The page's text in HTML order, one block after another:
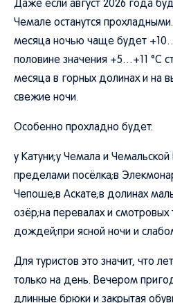
Даже если август 2026 года
Чемале останутся
месяца ночью чаще будет
половине значения +5…+11 °C
месяца в горных долинах и на
свежие ночи.
Особенно прохладно будет:
у Катуни;у Чемала и Чемальской
пределами посёлка;в
Чепоше;в Аскате;в долинах
озёр;на перевалах и смотровых
дождей;при ясной ночи и
Для туристов это значит, что
только на день. Вечером
длинные брюки и закрытая